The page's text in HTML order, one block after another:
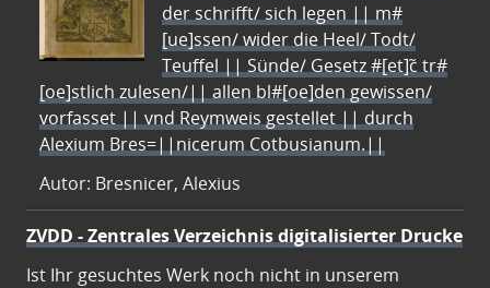
der schrifft/ sich legen || m#
[ue]ssen/ wider die Heel/ Todt/
Teuffel || Sünde/ Gesetz #[et]c̃ tr#
[oe]stlich zulesen/|| allen bl#[oe]den gewissen/
vorfasset || vnd Reymweis gestellet || durch
Alexium Bres=||nicerum Cotbusianum.||
Autor: Bresnicer, Alexius
ZVDD - Zentrales Verzeichnis digitalisierter Drucke
Ist Ihr gesuchtes Werk noch nicht in unserem